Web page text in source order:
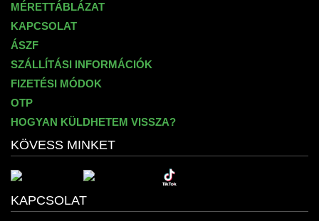
MÉRETTÁBLÁZAT
KAPCSOLAT
ÁSZF
SZÁLLÍTÁSI INFORMÁCIÓK
FIZETÉSI MÓDOK
OTP
HOGYAN KÜLDHETEM VISSZA?
KÖVESS MINKET
KAPCSOLAT